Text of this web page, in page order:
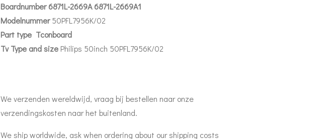
Boardnumber 6871L-2669A 6871L-2669A1
Modelnummer50PFL7956K/02
Part type Tconboard
Tv Type and size Philips 50inch 50PFL7956K/02
We verzenden wereldwijd, vraag bij bestellen naar onze
verzendingskosten naar het buitenland.
We ship worldwide, ask when ordering about our shipping costs